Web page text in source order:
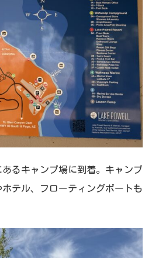
るキャンプ場に到着。キャンプ
ホテル、フローティングボートも